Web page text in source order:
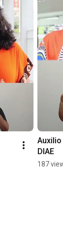
Auxilio
DIAE
187